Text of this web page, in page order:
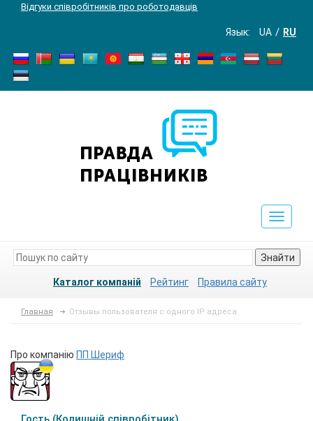
Відгуки співробітників про роботодавців
Язык: UA RU
Toggle
Знайти
Каталог компаній Рейтинг Правила сайту
Главная Отзывы пользователя с одного IP адреса
Про компанію ПП Шериф